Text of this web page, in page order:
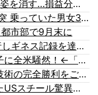
K-POPアイドルの約半数が3年後には姿を消す…損益分岐点突破は4％未満
【鹿児島】 突然右折し路面電車と衝突 乗っていた男女3人は車を放置しダッシュで逃走中
市部で9月末に
日産e-power、無給油で1980km走行しギネス記録を達成、無駄な発電や送電ロスなくEVよりエコを証明
大谷翔平が今永昇太を睨みつける様子に全米騒然！←「最高の二人」（海外の反応）
韓国人「熊本地震で見る日本の土木技術の完全勝利をご覧ください」→「これはすごいわ」「こういうのを見ると日本人は何か適当に作る感じがしない・...
海外「素晴らしい！」日本が買収したUSスチール驚異の大復活に米国人が大喜び